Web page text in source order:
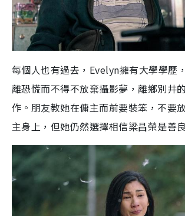
每個人也有過去，Evelyn擁有大學學歷
離恐慌而不得不放棄攝影夢，離鄉別井
作。朋友教她在傭主而前要裝笨，不要
主身上，但她仍然選擇相信梁昌榮是善